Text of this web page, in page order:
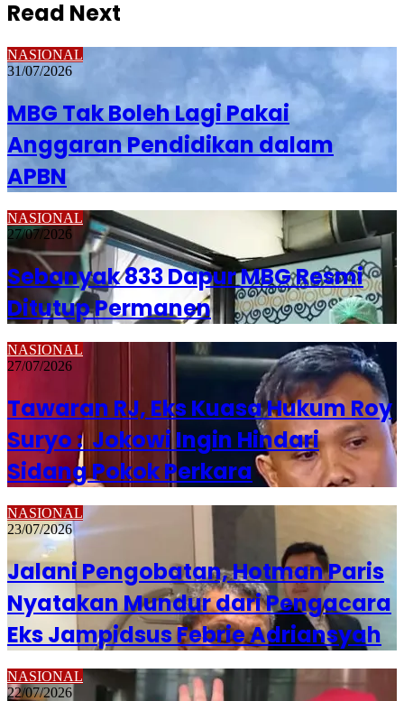
Read Next
NASIONAL
31/07/2026
MBG Tak Boleh Lagi Pakai
Anggaran Pendidikan dalam
APBN
NASIONAL
27/07/2026
Sebanyak 833 Dapur MBG Resmi
Ditutup Permanen
NASIONAL
27/07/2026
Tawaran RJ, Eks Kuasa Hukum Roy
Suryo : Jokowi Ingin Hindari
Sidang Pokok Perkara
NASIONAL
23/07/2026
Jalani Pengobatan, Hotman Paris
Nyatakan Mundur dari Pengacara
Eks Jampidsus Febrie Adriansyah
NASIONAL
22/07/2026